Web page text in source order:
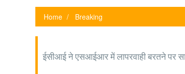
Home Breaking
ईसीआई ने एसआईआर में लापरवाही बरतने पर